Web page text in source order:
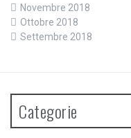
Novembre 2018
Ottobre 2018
Settembre 2018
Categorie